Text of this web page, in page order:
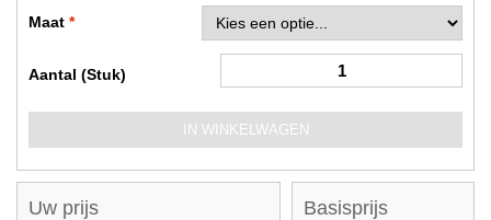
Maat
Aantal (Stuk)
IN WINKELWAGEN
Basisprijs
Uw prijs